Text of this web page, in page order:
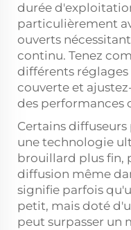
durée
particulièrement
ouverts
continu. Tenez
différents
couverte et
des performances
Certains
une technologie
brouillard plus fin,
diffusion même
signifie parfois
petit, mais doté
peut surpasser un